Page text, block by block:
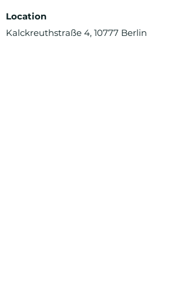
Location
Kalckreuthstraße 4, 10777 Berlin